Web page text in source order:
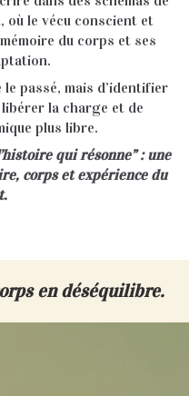
le vécu conscient et
du corps et ses
passé, mais d’identifier
la charge et de
plus libre.
qui résonne” : une
corps et expérience du
en déséquilibre.